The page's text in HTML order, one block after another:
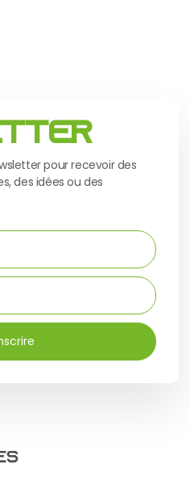
pour recevoir des
des idées ou des